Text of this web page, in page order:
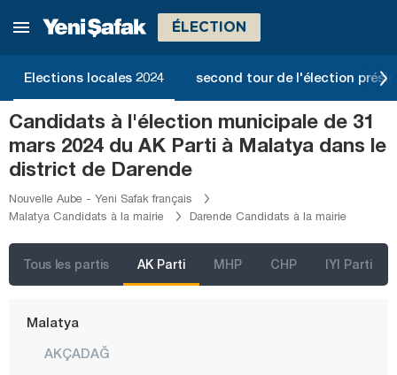
ÉLECTION
Elections locales 2024 second tour de l'élection
Candidats à l'élection municipale de 31
mars 2024 du AK Parti à Malatya dans le
district de Darende
Nouvelle Aube - Yeni Safak français
Malatya Candidats à la mairie
Darende Candidats à la mairie
Tous les partis AK Parti MHP CHP IYI Parti
Kastamonu
Kilis
Kırıkkale
Kırklareli
Kırşehir
Kocaeli
Kütahya
Malatya
AKÇADAĞ